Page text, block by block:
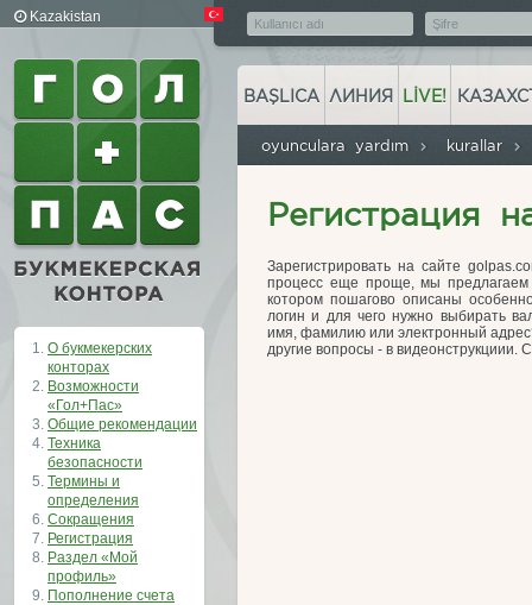
Kazakistan
О букмекерских
конторах
Возможности
«Гол+Пас»
Общие рекомендации
Техника
безопасности
Термины и
определения
Сокращения
Регистрация
Раздел «Мой
профиль»
Пополнение счета
BAŞLICA ЛИНИЯ LIVE!
oyunculara yardım kurallar
Регистрация
Зарегистрировать на сайте
процесс еще проще, мы предлагаем
котором пошагово описаны
логин и для чего нужно выбирать
имя, фамилию или электронный
другие вопросы - в видеонструкциии.